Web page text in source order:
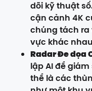
dõi kỹ thuật
cận cảnh 4K
chúng tách ra
vực khác
Radar Đe dọa
lập AI để
thể là các